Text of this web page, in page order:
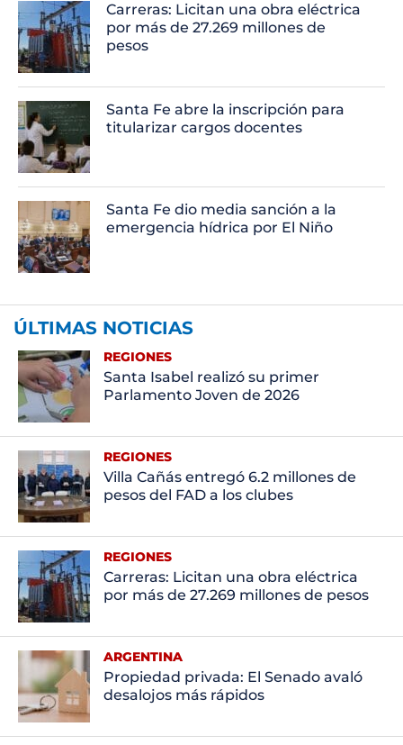
Carreras: Licitan una obra eléctrica
por más de 27.269 millones de
pesos
Santa Fe abre la inscripción para
titularizar cargos docentes
Santa Fe dio media sanción a la
emergencia hídrica por El Niño
ÚLTIMAS NOTICIAS
REGIONES
Santa Isabel realizó su primer
Parlamento Joven de 2026
REGIONES
Villa Cañás entregó 6.2 millones de
pesos del FAD a los clubes
REGIONES
Carreras: Licitan una obra eléctrica
por más de 27.269 millones de pesos
ARGENTINA
Propiedad privada: El Senado avaló
desalojos más rápidos